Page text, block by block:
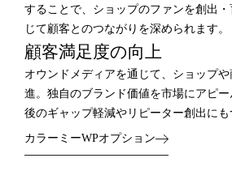
することで、ショップのファンを創出
じて顧客とのつながりを深められます。
顧客満足度の向上
オウンドメディアを通じて、ショップ
進。独自のブランド価値を市場にアピ
後のギャップ軽減やリピーター創出にも
カラーミーWPオプション